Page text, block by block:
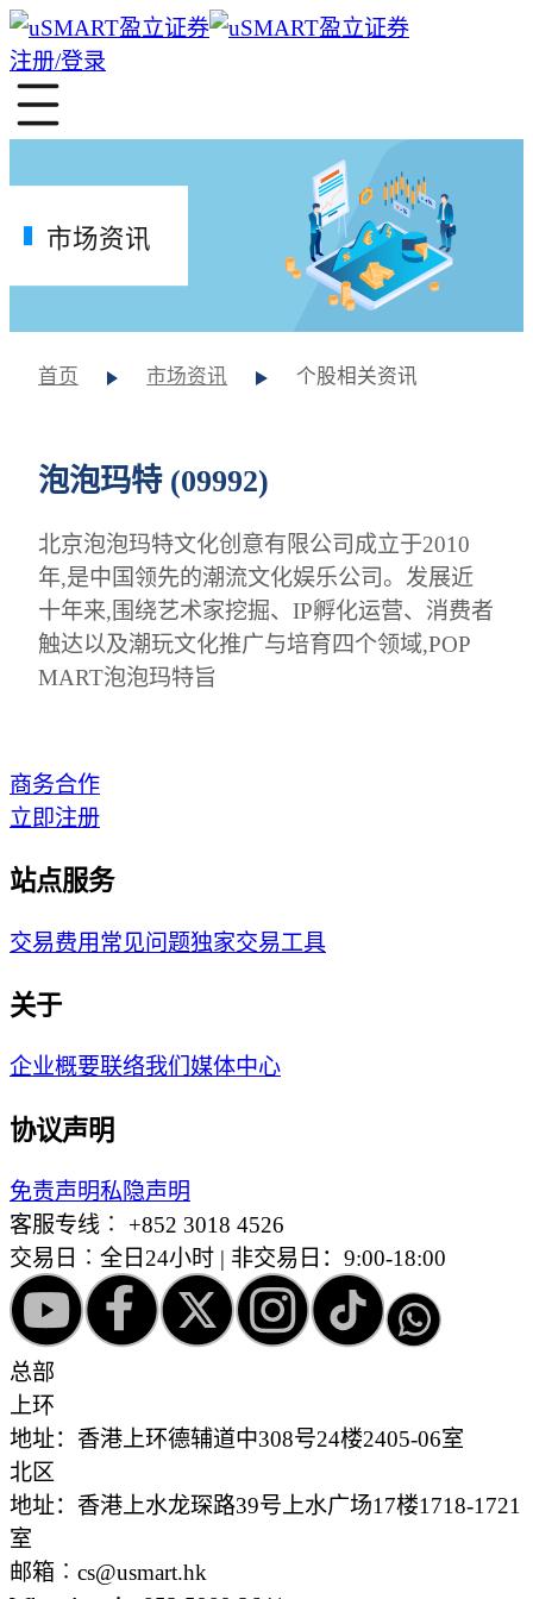
注册/登录
市场资讯
首页 市场资讯 个股相关资讯
泡泡玛特 (09992)
北京泡泡玛特文化创意有限公司成立于2010
年,是中国领先的潮流文化娱乐公司。发展近
十年来,围绕艺术家挖掘、IP孵化运营、消费者
触达以及潮玩文化推广与培育四个领域,POP
MART泡泡玛特旨
商务合作
立即注册
站点服务
交易费用常见问题独家交易工具
关于
企业概要联络我们 媒体中心
协议声明
免责声明私隐声明
客服专线︰ +852 3018 4526
交易日︰全日24小时 | 非交易日：9:00-18:00
总部
上环
地址：香港上环德辅道中308号24楼2405-06室
北区
地址：香港上水龙琛路39号上水广场17楼1718-1721
室
邮箱︰cs@usmart.hk